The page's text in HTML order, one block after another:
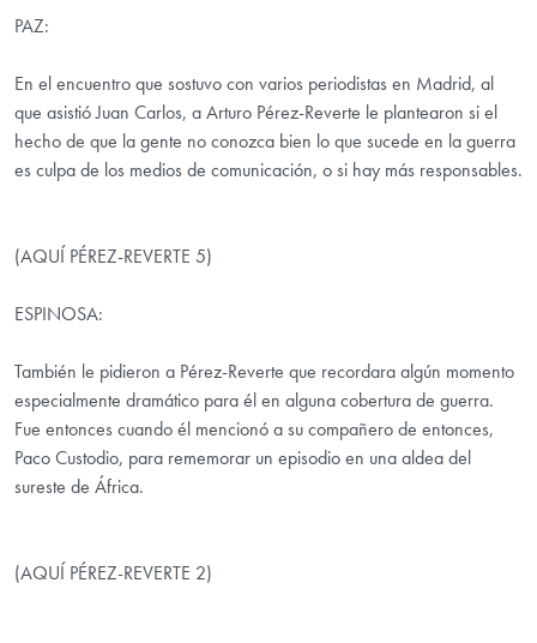
PAZ:
En el encuentro que sostuvo con varios periodistas en Madrid, al
que asistió Juan Carlos, a Arturo Pérez-Reverte le plantearon si el
hecho de que la gente no conozca bien lo que sucede en la guerra
es culpa de los medios de comunicación, o si hay más responsables.
(AQUÍ PÉREZ-REVERTE 5)
ESPINOSA:
También le pidieron a Pérez-Reverte que recordara algún momento
especialmente dramático para él en alguna cobertura de guerra.
Fue entonces cuando él mencionó a su compañero de entonces,
Paco Custodio, para rememorar un episodio en una aldea del
sureste de África.
(AQUÍ PÉREZ-REVERTE 2)